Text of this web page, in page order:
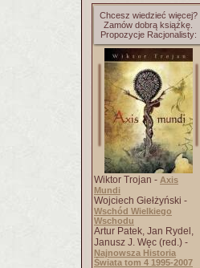
Chcesz wiedzieć więcej?
Zamów dobrą książkę.
Propozycje Racjonalisty:
Wiktor Trojan - Axis
Mundi
Wojciech Giełżyński -
Wschód Wielkiego
Wschodu
Artur Patek, Jan Rydel,
Janusz J. Węc (red.) -
Najnowsza Historia
Świata tom 4 1995-2007